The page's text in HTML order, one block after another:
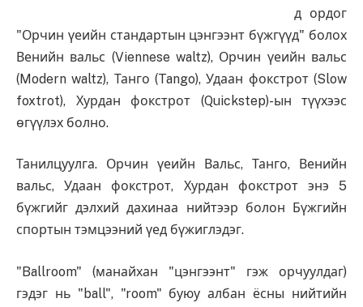
д ордог
"Орчин үеийн стандартын цэнгээнт бүжгүүд" болох
Венийн вальс (Viennese waltz), Орчин үеийн вальс
(Modern waltz), Танго (Tango), Удаан фокстрот (Slow
foxtrot), Хурдан фокстрот (Quickstep)-ын түүхээс
өгүүлэх болно.
Танилцуулга. Орчин үеийн Вальс, Танго, Венийн
вальс, Удаан фокстрот, Хурдан фокстрот энэ 5
бүжгийг дэлхий дахинаа нийтээр болон Бүжгийн
спортын тэмцээний үед бүжиглэдэг.
"Ballroom" (манайхан "цэнгээнт" гэж орчуулдаг)
гэдэг нь "ball", "room" буюу албан ёсны нийтийн